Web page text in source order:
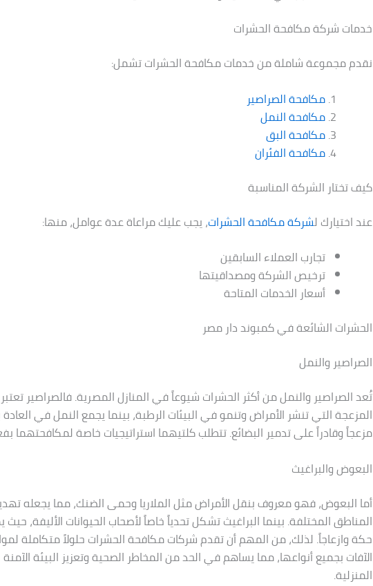
خدمات شركة مكافحة الحشرات
نقدم مجموعة شاملة من خدمات مكافحة الحشرات تشمل:
مكافحة الصراصير
مكافحة النمل
مكافحة البق
مكافحة الفئران
كيف تختار الشركة المناسبة
عند اختيارك لشركة مكافحة الحشرات، يجب عليك مراعاة عدة عوامل، منها:
تجارب العملاء السابقين
ترخيص الشركة ومصداقيتها
أسعار الخدمات المتاحة
الحشرات الشائعة في كمبوند دار مصر
الصراصير والنمل
تُعد الصراصير والنمل من أكثر الحشرات شيوعاً في المنازل المصرية. فالصراصير
المزعجة التي تنشر الأمراض وتنمو في البيئات الرطبة، بينما يجمع النمل في
مزعجاً وقادراً على تدمير البضائع. تتطلب كلتيهما استراتيجيات خاصة لمكافحتهما
البعوض والبراغيث
أما البعوض، فهو معروف بنقل الأمراض مثل الملاريا وحمى الضنك، مما يجعله
المناطق المختلفة. بينما البراغيث تشكل تحدياً خاصاً لأصحاب الحيوانات الأليفة،
حكة وازعاجاً. لذلك، من المهم أن تقدم شركات مكافحة الحشرات حلولاً متكاملة
الآفات بجميع أنواعها، مما يساهم في الحد من المخاطر الصحية وتعزيز البيئة الآمنة
المنزلية.